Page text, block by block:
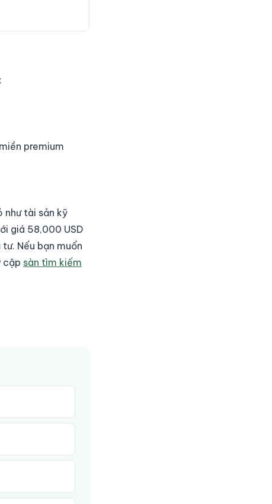
premium
như tài sản kỹ
giá 58,000 USD
Nếu bạn muốn
cập sàn tìm kiếm